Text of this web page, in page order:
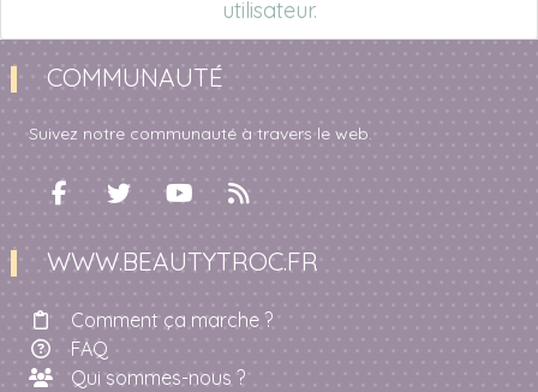
utilisateur.
COMMUNAUTÉ
Suivez notre communauté à travers le web.
WWW.BEAUTYTROC.FR
Comment ça marche ?
FAQ
Qui sommes-nous ?